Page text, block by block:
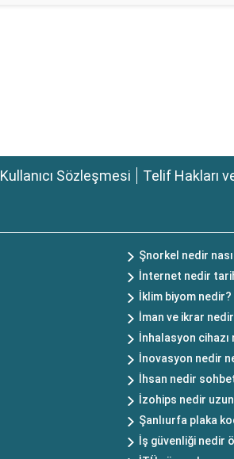
Kullanıcı Sözleşmesi Telif Hakları
Şnorkel nedir
İnternet nedir
İklim biyom nedir?
İman ve ikrar
İnhalasyon cihazı
İnovasyon nedir
İhsan nedir
İzohips nedir
Şanlıurfa plaka
İş güvenliği nedir